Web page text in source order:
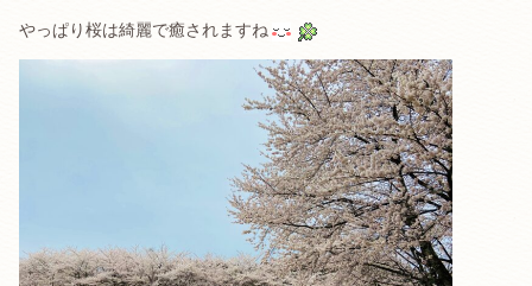
やっぱり桜は綺麗で癒されますね